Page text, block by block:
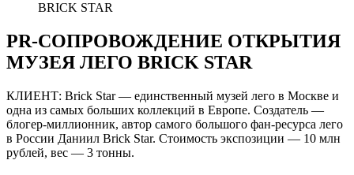
BRICK STAR
PR-СОПРОВОЖДЕНИЕ ОТКРЫТИЯ
МУЗЕЯ ЛЕГО BRICK STAR
КЛИЕНТ: Brick Star — единственный музей лего в Москве и
одна из самых больших коллекций в Европе. Создатель —
блогер-миллионник, автор самого большого фан-ресурса лего
в России Даниил Brick Star. Стоимость экспозиции — 10 млн
рублей, вес — 3 тонны.